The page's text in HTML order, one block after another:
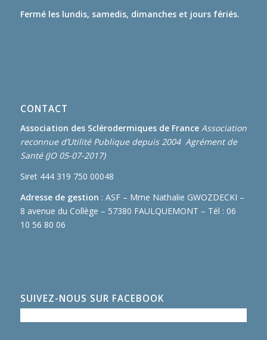
Fermé les lundis, samedis, dimanches et jours fériés.
CONTACT
Association des Sclérodermiques de France Association
reconnue d’Utilité Publique depuis 2004 Agrément de
Santé (JO 05-07-2017)
Siret 444 319 750 00048
Adresse de gestion : ASF – Mme Nathalie GWOZDECKI –
8 avenue du Collège – 57380 FAULQUEMONT – Tél : 06
10 56 80 06
SUIVEZ-NOUS SUR FACEBOOK